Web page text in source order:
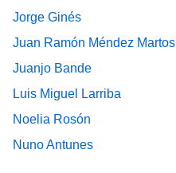
Jorge Ginés
Juan Ramón Méndez Martos
Juanjo Bande
Luis Miguel Larriba
Noelia Rosón
Nuno Antunes